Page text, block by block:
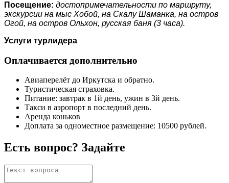
Посещение: достопримечательности по маршруту,
экскурсии на мыс Хобой, на Скалу Шаманка, на остров
Огой, на остров Ольхон, русская баня (3 часа).
Услуги турлидера
Оплачивается дополнительно
Авиаперелёт до Иркутска и обратно.
Туристическая страховка.
Питание: завтрак в 1й день, ужин в 3й день.
Такси в аэропорт в последний день.
Аренда коньков
Доплата за одноместное размещение: 10500 рублей.
Есть вопрос? Задайте